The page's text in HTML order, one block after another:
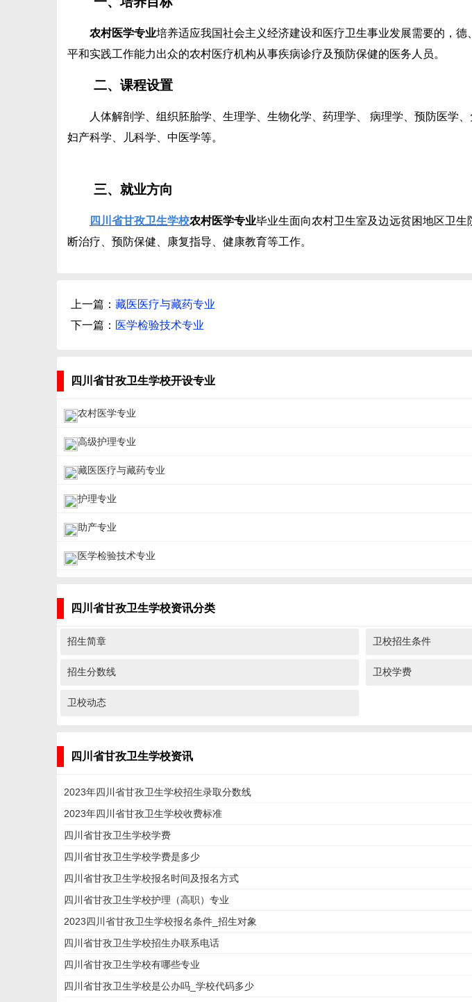
农村医学专业培养适应我国社会主义经济建设和医疗卫生事业发展需要的，
平和实践工作能力出众的农村医疗机构从事疾病诊疗及预防保健的医务人员。
二、课程设置
人体解剖学、组织胚胎学、生理学、生物化学、药理学、 病理学、预防医学
妇产科学、儿科学、中医学等。
三、就业方向
四川省甘孜卫生学校农村医学专业毕业生面向农村卫生室及边远贫困地区卫
断治疗、预防保健、康复指导、健康教育等工作。
上一篇： 藏医医疗与藏药专业
下一篇： 医学检验技术专业
四川省甘孜卫生学校开设专业
农村医学专业
高级护理专业
藏医医疗与藏药专业
护理专业
助产专业
医学检验技术专业
四川省甘孜卫生学校资讯分类
招生简章 卫校招生条件
招生分数线 卫校学费
卫校动态
四川省甘孜卫生学校资讯
2023年四川省甘孜卫生学校招生录取分数线
2023年四川省甘孜卫生学校收费标准
四川省甘孜卫生学校学费
四川省甘孜卫生学校学费是多少
四川省甘孜卫生学校报名时间及报名方式
四川省甘孜卫生学校护理（高职）专业
2023四川省甘孜卫生学校报名条件_招生对象
四川省甘孜卫生学校招生办联系电话
四川省甘孜卫生学校有哪些专业
四川省甘孜卫生学校是公办吗_学校代码多少